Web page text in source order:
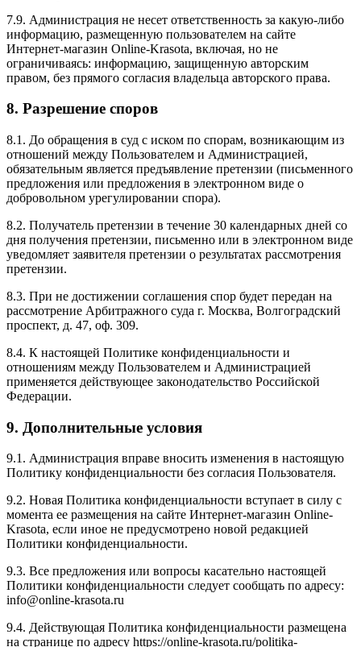
7.9. Администрация не несет ответственность за какую-либо
информацию, размещенную пользователем на сайте
Интернет-магазин Online-Krasota, включая, но не
ограничиваясь: информацию, защищенную авторским
правом, без прямого согласия владельца авторского права.
8. Разрешение споров
8.1. До обращения в суд с иском по спорам, возникающим из
отношений между Пользователем и Администрацией,
обязательным является предъявление претензии (письменного
предложения или предложения в электронном виде о
добровольном урегулировании спора).
8.2. Получатель претензии в течение 30 календарных дней со
дня получения претензии, письменно или в электронном виде
уведомляет заявителя претензии о результатах рассмотрения
претензии.
8.3. При не достижении соглашения спор будет передан на
рассмотрение Арбитражного суда г. Москва, Волгоградский
проспект, д. 47, оф. 309.
8.4. К настоящей Политике конфиденциальности и
отношениям между Пользователем и Администрацией
применяется действующее законодательство Российской
Федерации.
9. Дополнительные условия
9.1. Администрация вправе вносить изменения в настоящую
Политику конфиденциальности без согласия Пользователя.
9.2. Новая Политика конфиденциальности вступает в силу с
момента ее размещения на сайте Интернет-магазин Online-
Krasota, если иное не предусмотрено новой редакцией
Политики конфиденциальности.
9.3. Все предложения или вопросы касательно настоящей
Политики конфиденциальности следует сообщать по адресу:
info@online-krasota.ru
9.4. Действующая Политика конфиденциальности размещена
на странице по адресу https://online-krasota.ru/politika-